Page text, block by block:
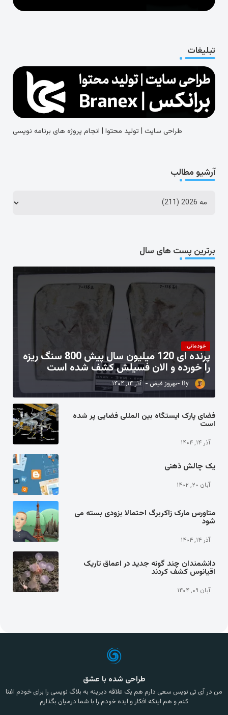
تبلیغات
طراحی سایت | تولید محتوا | انجام پروژه های برنامه نویسی
آرشیو مطالب
برترین پست های سال
خودمانی،
پرنده ای 120 میلیون سال پیش 800 سنگ ریزه
را خورده و الان فسیلش کشف شده است
بهروز فیض آذر ۱۴, ۱۴۰۴
فضای پارک ایستگاه بین المللی فضایی پر شده
است
آذر ۱۴, ۱۴۰۴
یک چالش ذهنی
آبان ۲۰, ۱۴۰۲
متاورس مارک زاکربرگ احتمالا بزودی بسته می
شود
آذر ۱۴, ۱۴۰۴
دانشمندان چند گونه جدید در اعماق تاریک
اقیانوس کشف کردند
آبان ۰۹, ۱۴۰۴
طراحی شده با عشق
من در آی تی نویس سعی دارم هم یک علاقه دیرینه به بلاگ نویسی را برای خودم اغنا
کنم و هم اینکه افکار و ایده خودم را با شما درمیان بگذارم